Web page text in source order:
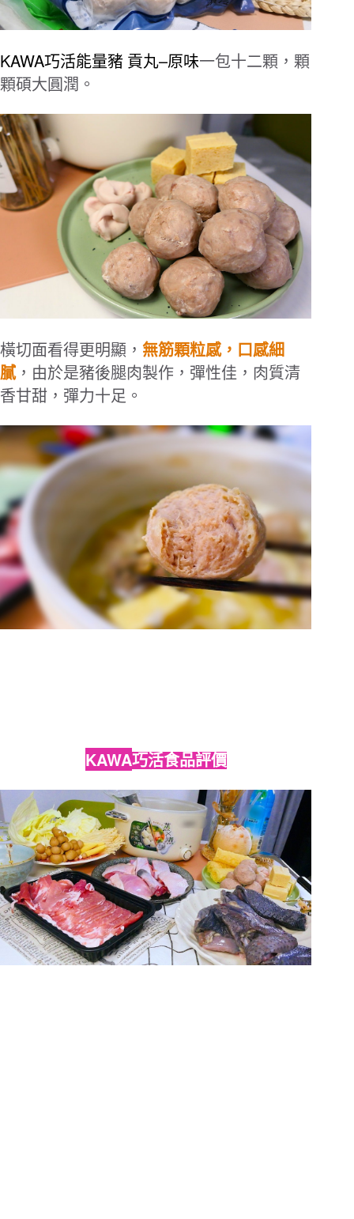
KAWA巧活能量豬 貢丸–原味一包十二顆，顆
顆碩大圓潤。
橫切面看得更明顯， 無筋顆粒感，口感細
膩，由於是豬後腿肉製作，彈性佳，肉質清
香甘甜，彈力十足。
KAWA巧活食品評價